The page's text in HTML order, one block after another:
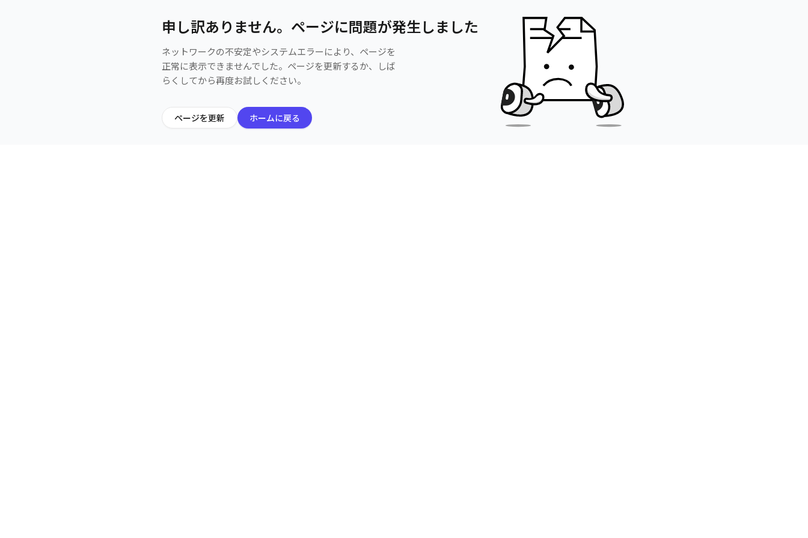
申し訳ありません。ページに問題が発生しました
ネットワークの不安定やシステムエラーにより、ページを
正常に表示できませんでした。ページを更新するか、しば
らくしてから再度お試しください。
ページを更新 ホームに戻る